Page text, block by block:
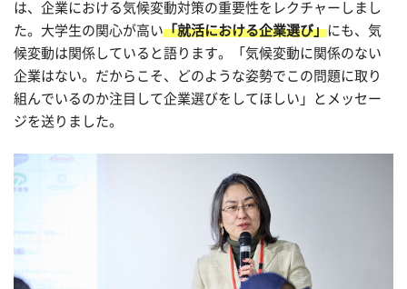
は、企業における気候変動対策の重要性をレクチャーしまし
た。大学生の関心が高い「就活における企業選び」にも、気
候変動は関係していると語ります。「気候変動に関係のない
企業はない。だからこそ、どのような姿勢でこの問題に取り
組んでいるのか注目して企業選びをしてほしい」とメッセー
ジを送りました。